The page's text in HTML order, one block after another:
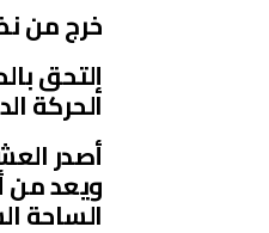
خرج من نظام مايو عام ١٩٧٨م ،
الحركة
أصدر
ويعد من
الساحة